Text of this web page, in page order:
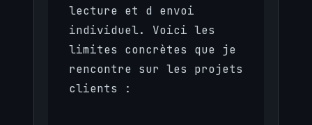
lecture et d envoi
individuel. Voici les
limites concrètes que je
rencontre sur les projets
clients :